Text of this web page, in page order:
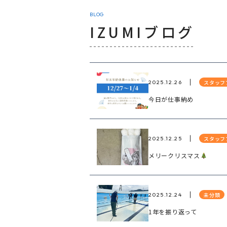
BLOG
IZUMIブログ
2025.12.26 スタッフ
今日が仕事納め
2025.12.25 スタッフ
メリークリスマス
2025.12.24 未分類
1年を振り返って